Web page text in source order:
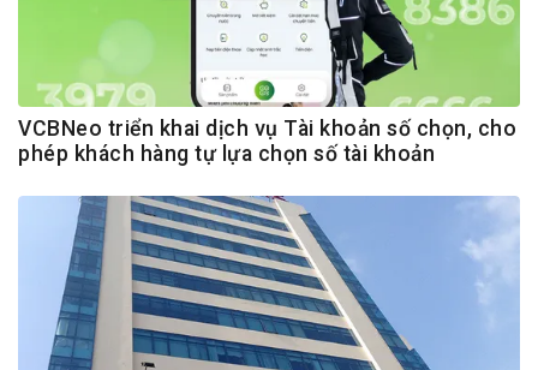
VCBNeo triển khai dịch vụ Tài khoản số chọn, cho
phép khách hàng tự lựa chọn số tài khoản